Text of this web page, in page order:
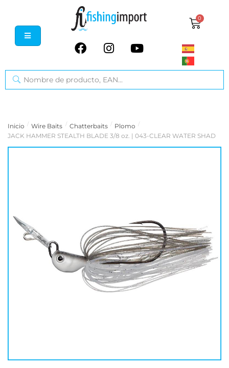
0
Inicio / Wire Baits / Chatterbaits / Plomo /
JACK HAMMER STEALTH BLADE 3/8 oz. | 043-CLEAR WATER SHAD